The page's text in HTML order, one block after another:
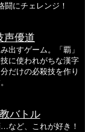
闘にチェレンジ！
声優道
出すゲーム。「覇」
に使われがちな漢字
だけの必殺技を作り
バトル
など、これが好き！